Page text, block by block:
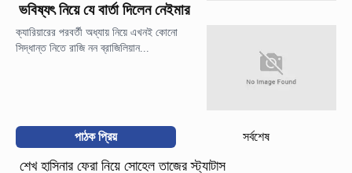
ভবিষ্যৎ নিয়ে যে বার্তা দিলেন নেইমার
ক্যারিয়ারের পরবর্তী অধ্যায় নিয়ে এখনই কোনো
সিদ্ধান্ত নিতে রাজি নন ব্রাজিলিয়ান...
পাঠক প্রিয় সর্বশেষ
শেখ হাসিনার ফেরা নিয়ে সোহেল তাজের স্ট্যাটাস